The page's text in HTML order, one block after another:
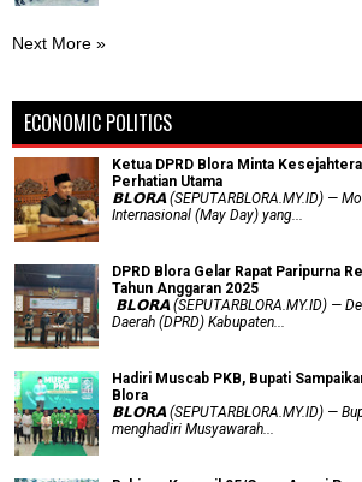
Next More »
ECONOMIC POLITICS
Ketua DPRD Blora Minta
Perhatian Utama
​𝗕𝗟𝗢𝗥𝗔 (SEPUTARBLORA.MY.ID) —
Internasional (May Day) yang...
DPRD Blora Gelar Rapat Paripurna
Tahun Anggaran 2025
𝗕𝗟𝗢𝗥𝗔 (SEPUTARBLORA.MY.ID) —
Daerah (DPRD) Kabupaten...
Hadiri Muscab PKB, Bupati
Blora
𝗕𝗟𝗢𝗥𝗔 (SEPUTARBLORA.MY.ID) —
menghadiri Musyawarah...